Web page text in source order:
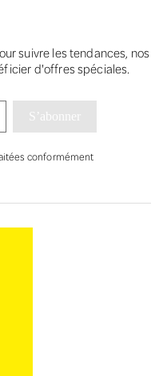
suivre les tendances, nos
d'offres spéciales.
S’abonner
conformément